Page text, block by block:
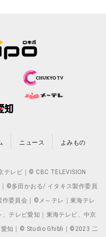
ニュース よみもの
レビ｜© CBC TELEVISION
©多田かおる/ イタキス製作委員
委員会｜©メ～テレ｜東海テレ
テレビ愛知｜東海テレビ、中京
愛知｜© Studio Ghibli｜©2023 二